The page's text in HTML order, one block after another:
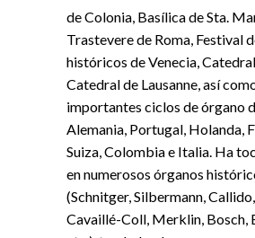
de Colonia, Basílica de Sta.
Trastevere de Roma, Festival
históricos de Venecia,
Catedral de Lausanne, así
importantes ciclos de órgano
Alemania, Portugal, Holanda,
Suiza, Colombia e Italia. Ha
en numerosos órganos
(Schnitger, Silbermann,
Cavaillé-Coll, Merklin, Bosch,